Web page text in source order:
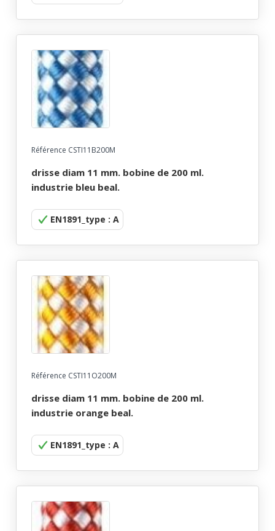
Référence CSTI11B200M
drisse diam 11 mm. bobine de 200 ml.
industrie bleu beal.
EN1891_type : A
Référence CSTI11O200M
drisse diam 11 mm. bobine de 200 ml.
industrie orange beal.
EN1891_type : A